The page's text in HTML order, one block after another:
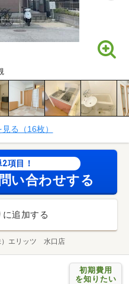
る（16枚）
項目！
い合わせする
追加する
）エリッツ 水口店
初期費用
を知りたい